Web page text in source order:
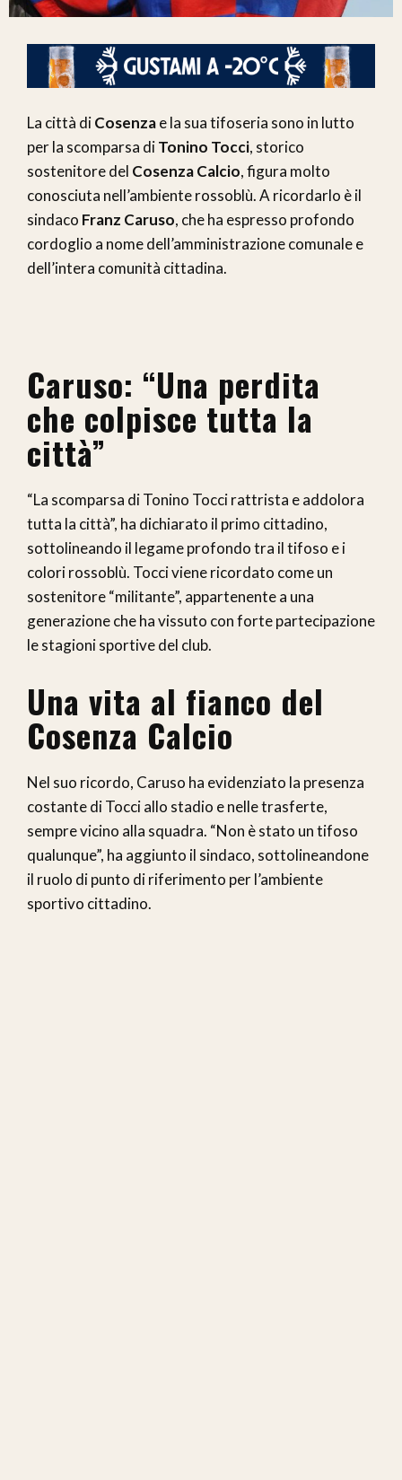
La città diCosenzae la sua tifoseria sono in lutto
per la scomparsa diTonino Tocci, storico
sostenitore del Cosenza Calcio, figura molto
conosciuta nell’ambiente rossoblù. A ricordarlo è il
sindaco Franz Caruso, che ha espresso profondo
cordoglio a nome dell’amministrazione comunale e
dell’intera comunità cittadina.
Caruso: “Una perdita
che colpisce tutta la
città”
“La scomparsa di Tonino Tocci rattrista e addolora
tutta la città”, ha dichiarato il primo cittadino,
sottolineando il legame profondo tra il tifoso e i
colori rossoblù. Tocci viene ricordato come un
sostenitore “militante”, appartenente a una
generazione che ha vissuto con forte partecipazione
le stagioni sportive del club.
Una vita al fianco del
Cosenza Calcio
Nel suo ricordo, Caruso ha evidenziato la presenza
costante di Tocci allo stadio e nelle trasferte,
sempre vicino alla squadra. “Non è stato un tifoso
qualunque”, ha aggiunto il sindaco, sottolineandone
il ruolo di punto di riferimento per l’ambiente
sportivo cittadino.